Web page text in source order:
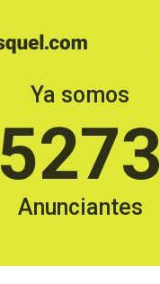
Ya somos
5273
Anunciantes